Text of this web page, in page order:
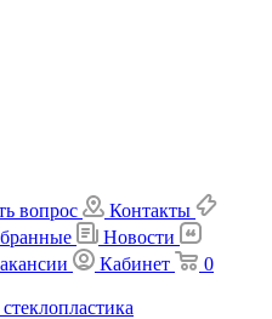
вопрос
Контакты
Новости
Кабинет
0